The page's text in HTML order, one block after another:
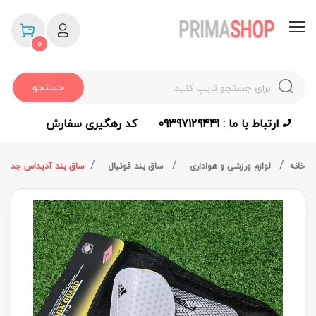
جستجو
0
ارتباط با ما : 09397129441 کد رهگیری سفارش
خانه لوازم ورزشی و هواداری ساق بند فوتبال ساق بند آدیداس جدید